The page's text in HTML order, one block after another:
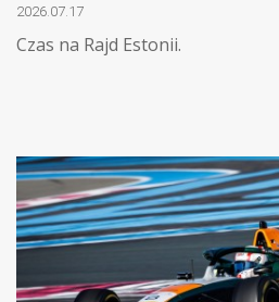
2026.07.17
Czas na Rajd Estonii.